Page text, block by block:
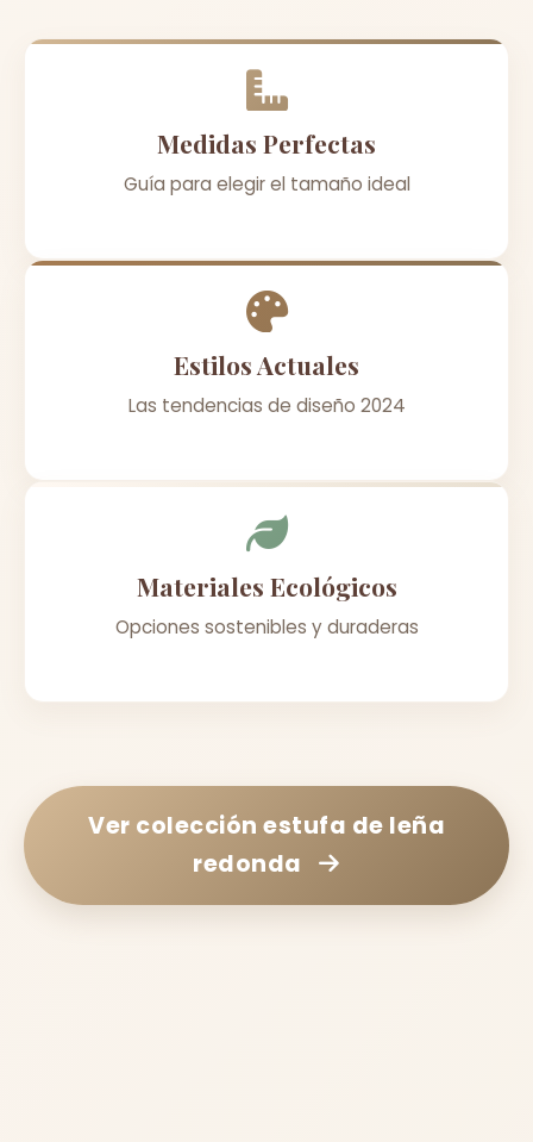
Medidas Perfectas
Guía para elegir el tamaño ideal
Estilos Actuales
Las tendencias de diseño 2024
Materiales Ecológicos
Opciones sostenibles y duraderas
Ver colección estufa de leña
redonda